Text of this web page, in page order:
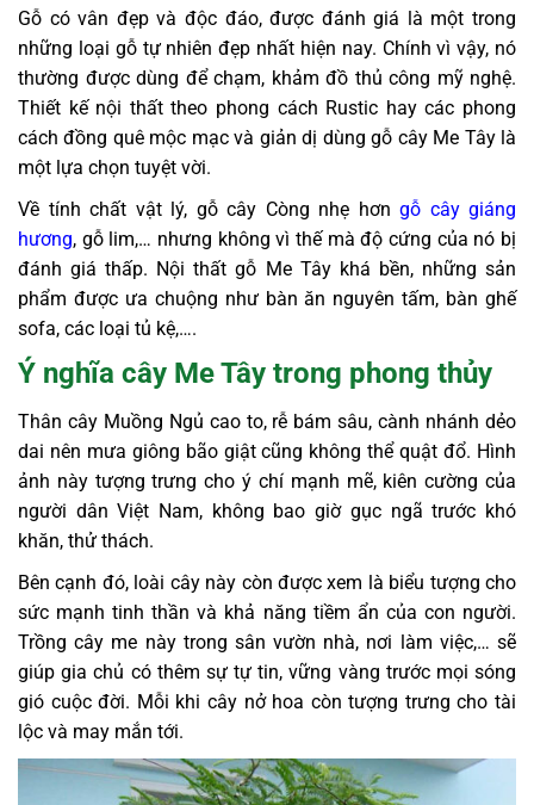
Gỗ có vân đẹp và độc đáo, được đánh giá là một trong
những loại gỗ tự nhiên đẹp nhất hiện nay. Chính vì vậy, nó
thường được dùng để chạm, khảm đồ thủ công mỹ nghệ.
Thiết kế nội thất theo phong cách Rustic hay các phong
cách đồng quê mộc mạc và giản dị dùng gỗ cây Me Tây là
một lựa chọn tuyệt vời.
Về tính chất vật lý, gỗ cây Còng nhẹ hơn gỗ cây giáng
hương, gỗ lim,… nhưng không vì thế mà độ cứng của nó bị
đánh giá thấp. Nội thất gỗ Me Tây khá bền, những sản
phẩm được ưa chuộng như bàn ăn nguyên tấm, bàn ghế
sofa, các loại tủ kệ,….
Ý nghĩa cây Me Tây trong phong thủy
Thân cây Muồng Ngủ cao to, rễ bám sâu, cành nhánh dẻo
dai nên mưa giông bão giật cũng không thể quật đổ. Hình
ảnh này tượng trưng cho ý chí mạnh mẽ, kiên cường của
người dân Việt Nam, không bao giờ gục ngã trước khó
khăn, thử thách.
Bên cạnh đó, loài cây này còn được xem là biểu tượng cho
sức mạnh tinh thần và khả năng tiềm ẩn của con người.
Trồng cây me này trong sân vườn nhà, nơi làm việc,… sẽ
giúp gia chủ có thêm sự tự tin, vững vàng trước mọi sóng
gió cuộc đời. Mỗi khi cây nở hoa còn tượng trưng cho tài
lộc và may mắn tới.